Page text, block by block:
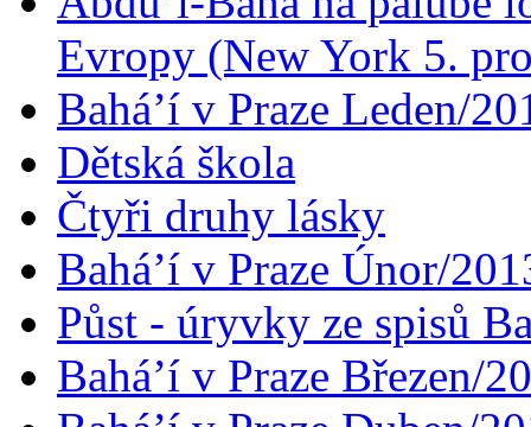
Evropy (New York 5.
Bahá’í v Praze Leden/
Dětská škola
Čtyři druhy lásky
Bahá’í v Praze Únor/
Půst - úryvky ze spisů
Bahá’í v Praze Březen/